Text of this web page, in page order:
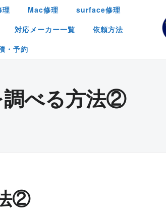
理 Mac修理
surface修理
対応メーカー一覧
依頼方法
・予約
調べる方法②
②